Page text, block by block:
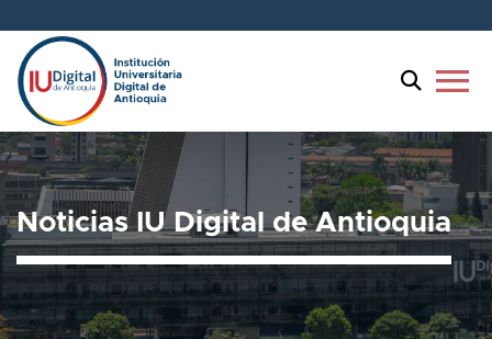
al
lector
pantalla
All
in
One
Accesibilidad
Para
iniciar
el
lector
menu
Noticias IU Digital de Antioquia